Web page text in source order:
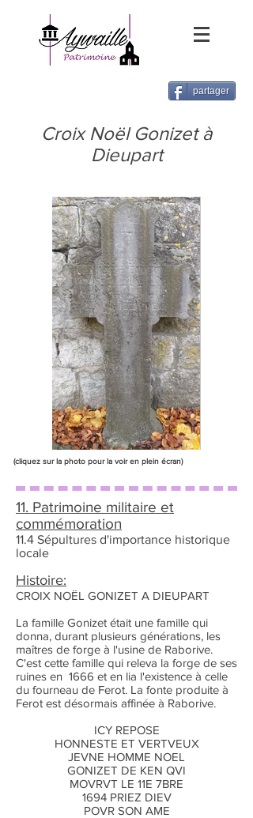
partager
Croix Noël Gonizet à
Dieupart
(cliquez sur la photo pour la voir en plein écran)
11. Patrimoine militaire et
commémoration
11.4 Sépultures d'importance historique
locale
Histoire:
CROIX NOËL GONIZET A DIEUPART
La famille Gonizet était une famille qui
donna, durant plusieurs générations, les
maîtres de forge à l'usine de Raborive.
C'est cette famille qui releva la forge de ses
ruines en 1666 et en lia l'existence à celle
du fourneau de Ferot. La fonte produite à
Ferot est désormais affinée à Raborive.
ICY REPOSE
HONNESTE ET VERTVEUX
JEVNE HOMME NOEL
GONIZET DE KEN QVI
MOVRVT LE 11E 7BRE
1694 PRIEZ DIEV
POVR SON AME